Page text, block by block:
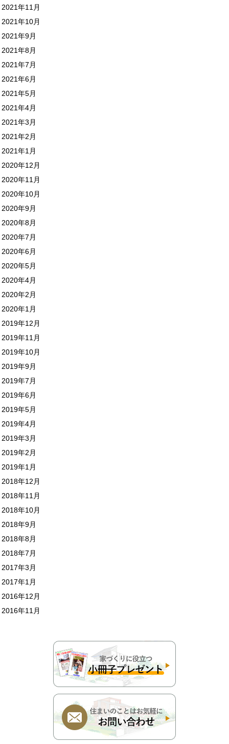
2021年11月
2021年10月
2021年9月
2021年8月
2021年7月
2021年6月
2021年5月
2021年4月
2021年3月
2021年2月
2021年1月
2020年12月
2020年11月
2020年10月
2020年9月
2020年8月
2020年7月
2020年6月
2020年5月
2020年4月
2020年2月
2020年1月
2019年12月
2019年11月
2019年10月
2019年9月
2019年7月
2019年6月
2019年5月
2019年4月
2019年3月
2019年2月
2019年1月
2018年12月
2018年11月
2018年10月
2018年9月
2018年8月
2018年7月
2017年3月
2017年1月
2016年12月
2016年11月